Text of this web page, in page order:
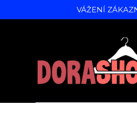
VÁŽENÍ